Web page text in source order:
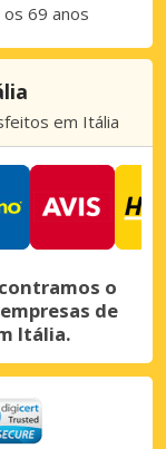
69 anos
em Itália
o
de
Itália.